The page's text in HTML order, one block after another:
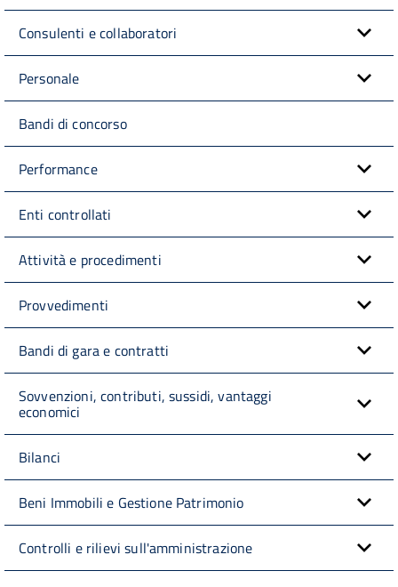
Consulenti e collaboratori
Personale
Bandi di concorso
Performance
Enti controllati
Attività e procedimenti
Provvedimenti
Bandi di gara e contratti
Sovvenzioni, contributi, sussidi, vantaggi
economici
Bilanci
Beni Immobili e Gestione Patrimonio
Controlli e rilievi sull'amministrazione